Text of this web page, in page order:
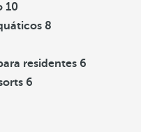
10
8
residentes 6
6